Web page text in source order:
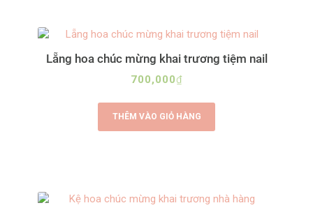
Lẵng hoa chúc mừng khai trương tiệm nail
700,000₫
THÊM VÀO GIỎ HÀNG